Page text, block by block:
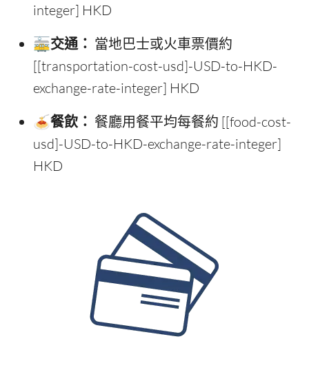
integer] HKD
🚋交通： 當地巴士或火車票價約
[[transportation-cost-usd]-USD-to-HKD-
exchange-rate-integer] HKD
🍝餐飲： 餐廳用餐平均每餐約 [[food-cost-
usd]-USD-to-HKD-exchange-rate-integer]
HKD